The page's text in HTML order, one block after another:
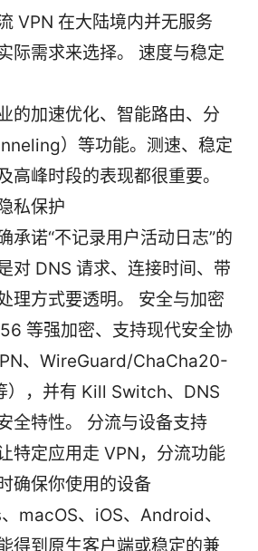
VPN 在大陆境内并无服务
际需求来选择。 速度与稳定
的加速优化、智能路由、分
）等功能。测速、稳定
高峰时段的表现都很重要。
私保护
承诺“不记录用户活动日志”的
对 DNS 请求、连接时间、带
理方式要透明。 安全与加密
等强加密、支持现代安全协
、WireGuard/ChaCha20-
），并有 Kill Switch、DNS
全特性。 分流与设备支持
特定应用走 VPN，分流功能
确保你使用的设备
macOS、iOS、Android、
得到原生客户端或稳定的兼